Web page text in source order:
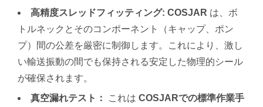
高精度スレッドフィッティング: COSJAR は、ボ
トルネックとそのコンポーネント（キャップ、ポン
プ）間の公差を厳密に制御します。これにより、激し
い輸送振動の間でも保持される安定した物理的シール
が確保されます。
真空漏れテスト：
これは COSJARでの標準作業手